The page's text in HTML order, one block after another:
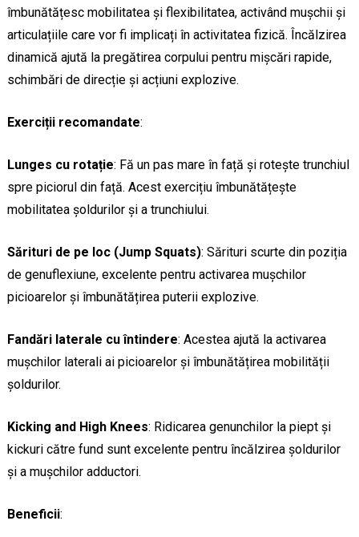
îmbunătățesc mobilitatea și flexibilitatea, activând mușchii și
articulațiile care vor fi implicați în activitatea fizică. Încălzirea
dinamică ajută la pregătirea corpului pentru mișcări rapide,
schimbări de direcție și acțiuni explozive.
Exerciții recomandate:
Lunges cu rotație: Fă un pas mare în față și rotește trunchiul
spre piciorul din față. Acest exercițiu îmbunătățește
mobilitatea șoldurilor și a trunchiului.
Sărituri de pe loc (Jump Squats): Sărituri scurte din poziția
de genuflexiune, excelente pentru activarea mușchilor
picioarelor și îmbunătățirea puterii explozive.
Fandări laterale cu întindere: Acestea ajută la activarea
mușchilor laterali ai picioarelor și îmbunătățirea mobilității
șoldurilor.
Kicking and High Knees: Ridicarea genunchilor la piept și
kickuri către fund sunt excelente pentru încălzirea șoldurilor
și a mușchilor adductori.
Beneficii: